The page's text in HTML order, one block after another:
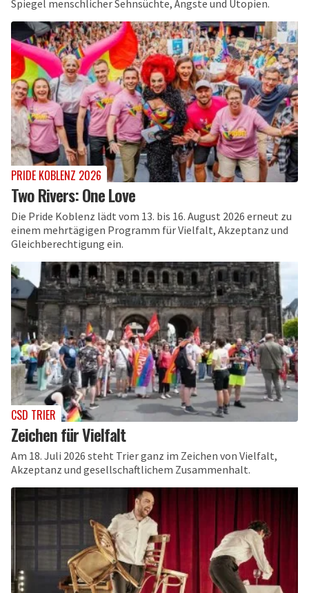
Spiegel menschlicher Sehnsüchte, Ängste und Utopien.
PRIDE KOBLENZ 2026
Two Rivers: One Love
Die Pride Koblenz lädt vom 13. bis 16. August 2026 erneut zu
einem mehrtägigen Programm für Vielfalt, Akzeptanz und
Gleichberechtigung ein.
CSD TRIER
Zeichen für Vielfalt
Am 18. Juli 2026 steht Trier ganz im Zeichen von Vielfalt,
Akzeptanz und gesellschaftlichem Zusammenhalt.